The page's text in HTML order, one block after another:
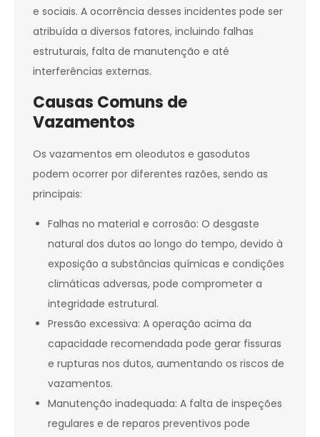
e sociais. A ocorrência desses incidentes pode ser
atribuída a diversos fatores, incluindo falhas
estruturais, falta de manutenção e até
interferências externas.
Causas Comuns de
Vazamentos
Os vazamentos em oleodutos e gasodutos
podem ocorrer por diferentes razões, sendo as
principais:
Falhas no material e corrosão: O desgaste
natural dos dutos ao longo do tempo, devido à
exposição a substâncias químicas e condições
climáticas adversas, pode comprometer a
integridade estrutural.
Pressão excessiva: A operação acima da
capacidade recomendada pode gerar fissuras
e rupturas nos dutos, aumentando os riscos de
vazamentos.
Manutenção inadequada: A falta de inspeções
regulares e de reparos preventivos pode